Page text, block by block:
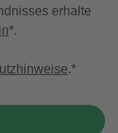
erhalte
*.
.